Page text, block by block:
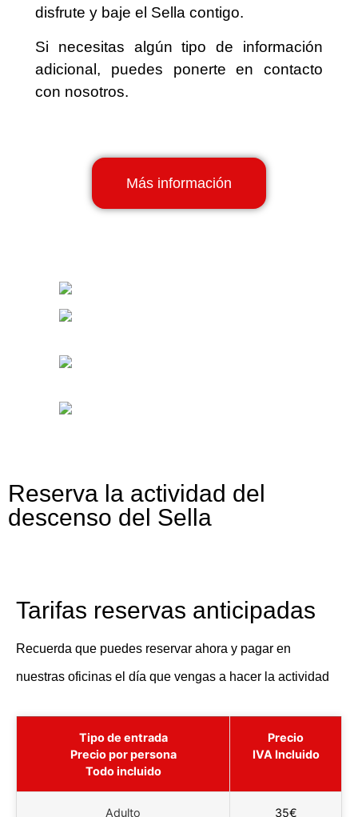
disfrute y baje el Sella contigo.
Si necesitas algún tipo de información
adicional, puedes ponerte en contacto
con nosotros.
Más información
Reserva la actividad del
descenso del Sella
Tarifas reservas anticipadas
Recuerda que puedes reservar ahora y pagar en
nuestras oficinas el día que vengas a hacer la actividad
Tipo de entrada
Precio por persona
Todo incluido
Precio
IVA Incluido
Adulto 35€